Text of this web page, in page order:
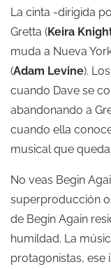
La cinta -dirigida
Gretta (Keira
muda a Nueva
(Adam Levine).
cuando Dave se
abandonando a
cuando ella
musical que
No veas Begin
superproducción
de Begin Again
humildad. La
protagonistas, ese